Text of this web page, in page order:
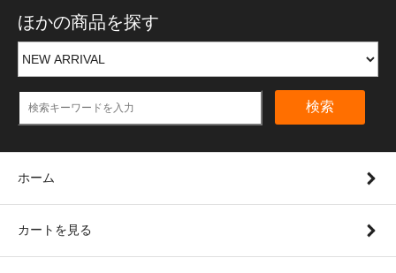
ほかの商品を探す
検索
ホーム
カートを見る